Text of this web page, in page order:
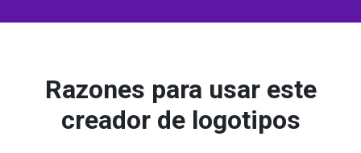
Razones para usar este
creador de logotipos